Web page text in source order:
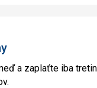
a zaplaťte iba